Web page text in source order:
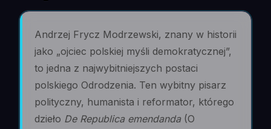
Andrzej Frycz Modrzewski, znany w historii
jako „ojciec polskiej myśli demokratycznej”,
to jedna z najwybitniejszych postaci
polskiego Odrodzenia. Ten wybitny pisarz
polityczny, humanista i reformator, którego
dzieło De Republica emendanda(O